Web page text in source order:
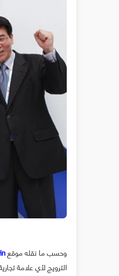
وحسب ما نقله موقع
الترويج لأي علامة